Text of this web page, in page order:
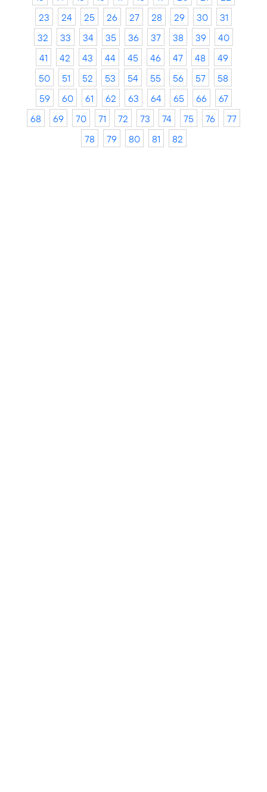
23
24 25 26 27 28 29 30
31
32
33 34 35 36 37 38 39
40
41
42 43 44 45 46 47 48
49
50
51 52 53 54 55 56 57
58
59
60 61 62 63 64 65 66
67
68
69 70 71 72 73 74 75 76
77
78
79 80 81 82